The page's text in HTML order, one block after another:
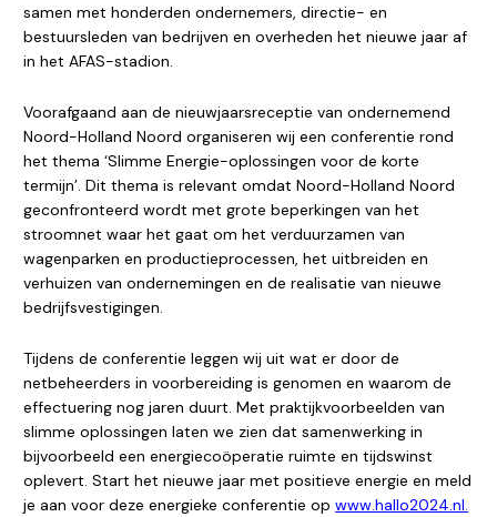
samen met honderden ondernemers, directie- en
bestuursleden van bedrijven en overheden het nieuwe jaar af
in het AFAS-stadion.
Voorafgaand aan de nieuwjaarsreceptie van ondernemend
Noord-Holland Noord organiseren wij een conferentie rond
het thema ‘Slimme Energie-oplossingen voor de korte
termijn’. Dit thema is relevant omdat Noord-Holland Noord
geconfronteerd wordt met grote beperkingen van het
stroomnet waar het gaat om het verduurzamen van
wagenparken en productieprocessen, het uitbreiden en
verhuizen van ondernemingen en de realisatie van nieuwe
bedrijfsvestigingen.
Tijdens de conferentie leggen wij uit wat er door de
netbeheerders in voorbereiding is genomen en waarom de
effectuering nog jaren duurt. Met praktijkvoorbeelden van
slimme oplossingen laten we zien dat samenwerking in
bijvoorbeeld een energiecoöperatie ruimte en tijdswinst
oplevert. Start het nieuwe jaar met positieve energie en meld
je aan voor deze energieke conferentie opwww.hallo2024.nl.